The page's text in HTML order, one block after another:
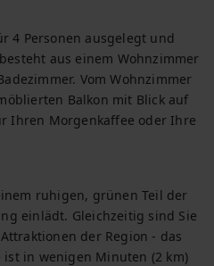
4 Personen ausgelegt und
aus einem Wohnzimmer
Vom Wohnzimmer
Balkon mit Blick auf
Ihren Morgenkaffee oder Ihre
ruhigen, grünen Teil der
einlädt. Gleichzeitig sind Sie
der Region - das
in wenigen Minuten (2 km)